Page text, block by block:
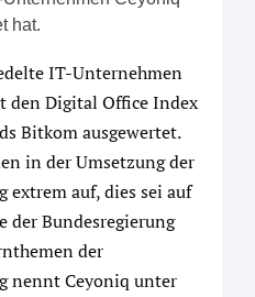
hat.
IT-Unternehmen
den Digital Office Index
Bitkom ausgewertet.
in der Umsetzung der
auf, dies sei auf
der Bundesregierung
der
nennt Ceyoniq unter